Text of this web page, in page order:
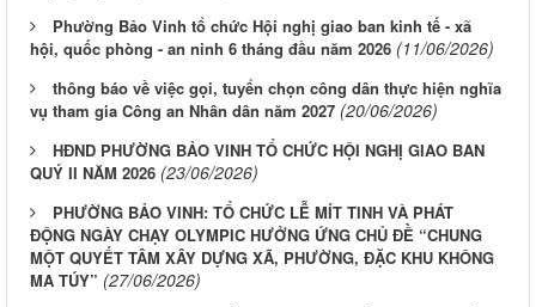
Phường Bảo Vinh tổ chức Hội nghị giao ban kinh tế - xã
hội, quốc phòng - an ninh 6 tháng đầu năm 2026 (11/06/2026)
thông báo về việc gọi, tuyển chọn công dân thực hiện nghĩa
vụ tham gia Công an Nhân dân năm 2027 (20/06/2026)
HĐND PHƯỜNG BẢO VINH TỔ CHỨC HỘI NGHỊ GIAO BAN
QUÝ II NĂM 2026 (23/06/2026)
PHƯỜNG BẢO VINH: TỔ CHỨC LỄ MÍT TINH VÀ PHÁT
ĐỘNG NGÀY CHẠY OLYMPIC HƯỞNG ỨNG CHỦ ĐỀ “CHUNG
MỘT QUYẾT TÂM XÂY DỰNG XÃ, PHƯỜNG, ĐẶC KHU KHÔNG
MA TÚY” (27/06/2026)